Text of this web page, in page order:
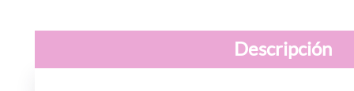
Descripción